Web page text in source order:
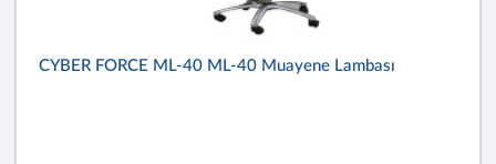
CYBER FORCE ML-40 ML-40 Muayene Lambası